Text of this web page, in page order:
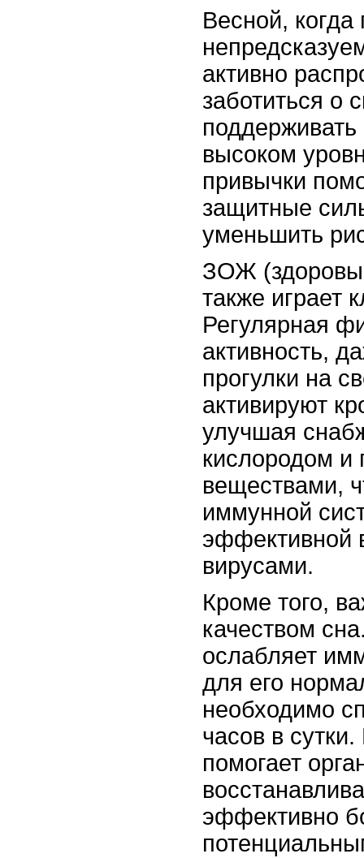
Весной, когда
активно
заботиться о
высоком
привычки
защитные
уменьшить
ЗОЖ
также играет
Регулярная
активность,
прогулки на
активируют
улучшая
кислородом и
веществами,
иммунной
эффективной
вирусами.
Кроме того,
качеством
ослабляет
для его
необходимо
часов в
помогает
эффективно